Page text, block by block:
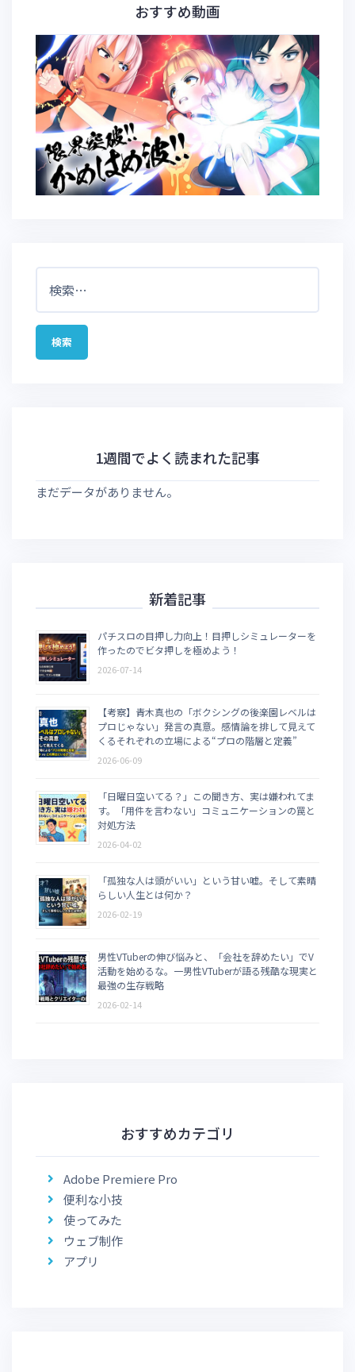
おすすめ動画
1週間でよく読まれた記事
まだデータがありません。
新着記事
パチスロの目押し力向上！目押しシミュレーターを
作ったのでビタ押しを極めよう！
2026-07-14
【考察】青木真也の「ボクシングの後楽園レベルは
プロじゃない」発言の真意。感情論を排して見えて
くるそれぞれの立場による“プロの階層と定義”
2026-06-09
「日曜日空いてる？」この聞き方、実は嫌われてま
す。「用件を言わない」コミュニケーションの罠と
対処方法
2026-04-02
「孤独な人は頭がいい」という甘い嘘。そして素晴
らしい人生とは何か？
2026-02-19
男性VTuberの伸び悩みと、「会社を辞めたい」でV
活動を始めるな。一男性VTuberが語る残酷な現実と
最強の生存戦略
2026-02-14
おすすめカテゴリ
Adobe Premiere Pro
便利な小技
使ってみた
ウェブ制作
アプリ